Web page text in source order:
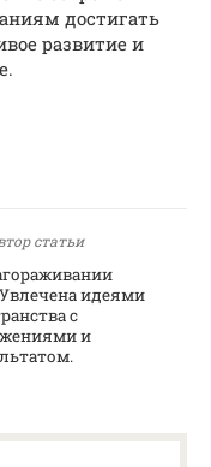
достигать
развитие и
статьи
идеями
с
и